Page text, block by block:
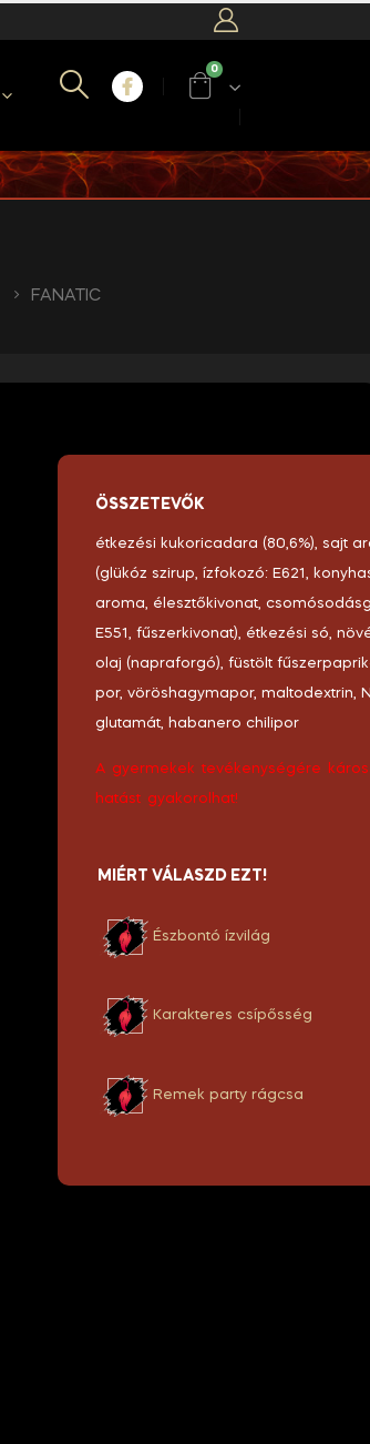
0
FANATIC
ÖSSZETEVŐK
étkezési kukoricadara (80,6%), sajt
(glükóz szirup, ízfokozó: E621,
aroma, élesztőkivonat,
E551, fűszerkivonat), étkezési só,
olaj (napraforgó), füstölt
por, vöröshagymapor, maltodextrin,
glutamát, habanero chilipor
A gyermekek tevékenységére káros
hatást gyakorolhat!
MIÉRT VÁLASZD EZT!
Észbontó ízvilág
Karakteres csípősség
Remek party rágcsa